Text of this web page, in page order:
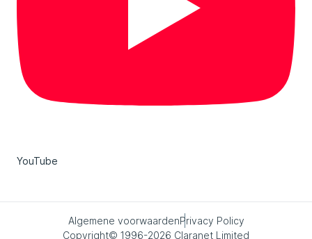
YouTube
Algemene voorwaardenPrivacy Policy
Copyright© 1996-2026 Claranet Limited